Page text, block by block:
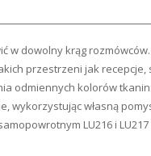
dowolny krąg
przestrzeni jak
odmiennych kolorów
własną
LU216 i